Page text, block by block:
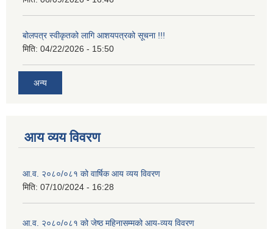
बोलपत्र स्वीकृतको लागि आशयपत्रको सूचना !!!
मिति: 04/22/2026 - 15:50
अन्य
आय व्यय विवरण
आ.व. २०८०/०८१ को वार्षिक आय व्यय विवरण
मिति: 07/10/2024 - 16:28
आ.व. २०८०/०८१ को जेष्ठ महिनासम्मको आय-व्यय विवरण